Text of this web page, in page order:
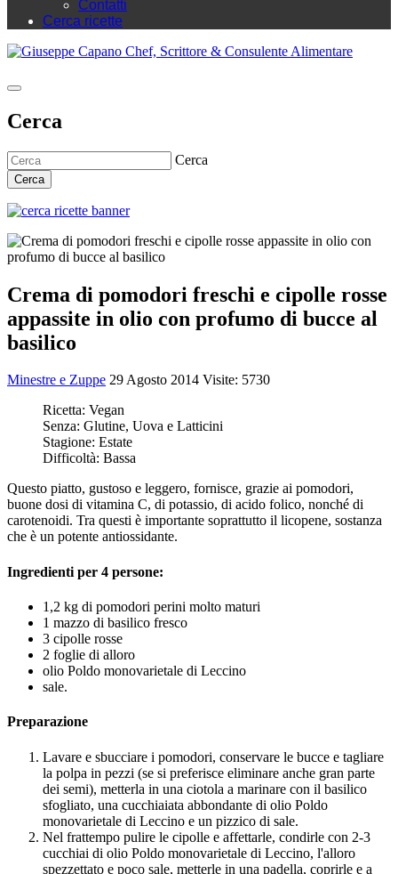
Contatti
Cerca ricette
Cerca
Cerca
Cerca
Crema di pomodori freschi e cipolle rosse
appassite in olio con profumo di bucce al
basilico
Minestre e Zuppe 29 Agosto 2014 Visite: 5730
Ricetta: Vegan
Senza: Glutine, Uova e Latticini
Stagione: Estate
Difficoltà: Bassa
Questo piatto, gustoso e leggero, fornisce, grazie ai pomodori,
buone dosi di vitamina C, di potassio, di acido folico, nonché di
carotenoidi. Tra questi è importante soprattutto il licopene, sostanza
che è un potente antiossidante.
Ingredienti per 4 persone:
1,2 kg di pomodori perini molto maturi
1 mazzo di basilico fresco
3 cipolle rosse
2 foglie di alloro
olio Poldo monovarietale di Leccino
sale.
Preparazione
Lavare e sbucciare i pomodori, conservare le bucce e tagliare
la polpa in pezzi (se si preferisce eliminare anche gran parte
dei semi), metterla in una ciotola a marinare con il basilico
sfogliato, una cucchiaiata abbondante di olio Poldo
monovarietale di Leccino e un pizzico di sale.
Nel frattempo pulire le cipolle e affettarle, condirle con 2-3
cucchiai di olio Poldo monovarietale di Leccino, l'alloro
spezzettato e poco sale, metterle in una padella, coprirle e a